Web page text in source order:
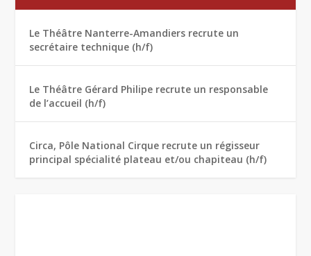
Le Théâtre Nanterre-Amandiers recrute un
secrétaire technique (h/f)
Le Théâtre Gérard Philipe recrute un responsable
de l’accueil (h/f)
Circa, Pôle National Cirque recrute un régisseur
principal spécialité plateau et/ou chapiteau (h/f)